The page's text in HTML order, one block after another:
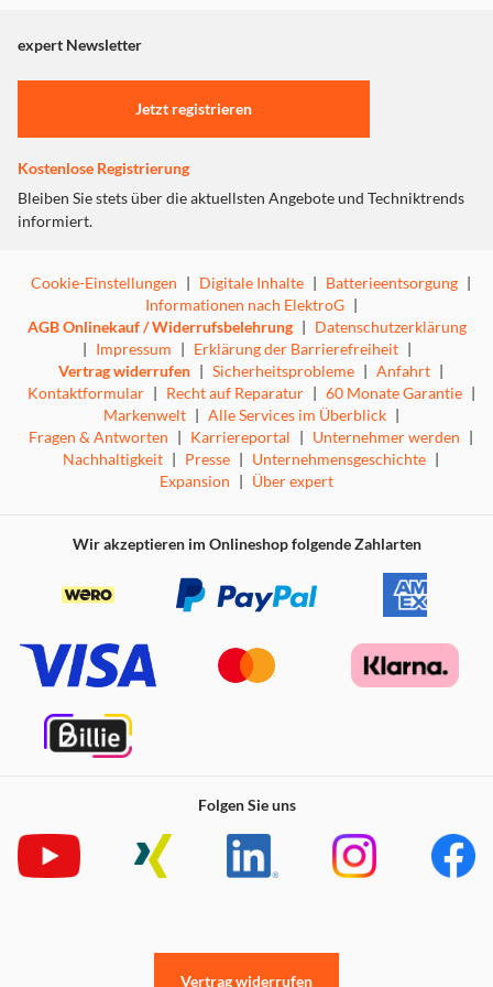
"Marketing".
Einstellungen anpassen
expert Newsletter
Jetzt registrieren
Kostenlose Registrierung
Bleiben Sie stets über die aktuellsten Angebote und Techniktrends
informiert.
Cookie-Einstellungen | Digitale Inhalte | Batterieentsorgung |
Informationen nach ElektroG |
AGB Onlinekauf / Widerrufsbelehrung | Datenschutzerklärung
| Impressum | Erklärung der Barrierefreiheit |
Vertrag widerrufen | Sicherheitsprobleme | Anfahrt |
Kontaktformular | Recht auf Reparatur | 60 Monate Garantie |
Markenwelt | Alle Services im Überblick |
Fragen & Antworten | Karriereportal | Unternehmer werden |
Nachhaltigkeit | Presse | Unternehmensgeschichte |
Expansion | Über expert
Wir akzeptieren im Onlineshop folgende Zahlarten
Folgen Sie uns
Vertrag widerrufen